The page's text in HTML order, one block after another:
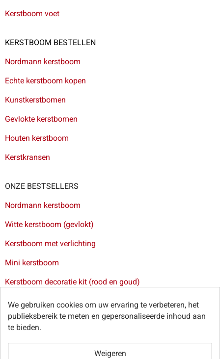
Kerstboom voet
KERSTBOOM BESTELLEN
Nordmann kerstboom
Echte kerstboom kopen
Kunstkerstbomen
Gevlokte kerstbomen
Houten kerstboom
Kerstkransen
ONZE BESTSELLERS
Nordmann kerstboom
Witte kerstboom (gevlokt)
Kerstboom met verlichting
Mini kerstboom
Kerstboom decoratie kit (rood en goud)
Levering van kerstbomen in Brussel-Levering van
kerstbomen in Antwerpen- Levering van kerstbomen in Gent
We gebruiken cookies om uw ervaring te verbeteren, het
publieksbereik te meten en gepersonaliseerde inhoud aan
te bieden.
Weigeren